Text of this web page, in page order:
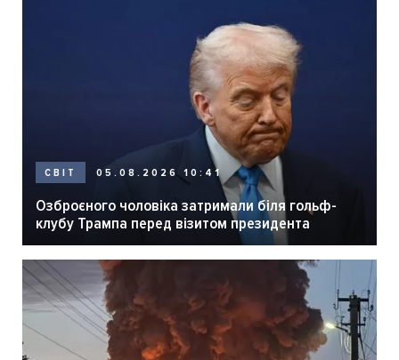
СВІТ 05.08.2026 10:41
Озброєного чоловіка затримали біля гольф-
клубу Трампа перед візитом президента